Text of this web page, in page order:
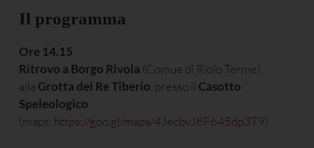
Il programma
Ore 14.15
Ritrovo a Borgo Rivola (Comue di Riolo Terme),
alla Grotta del Re Tiberio , presso il Casotto
Speleologico
(maps: https://goo.gl/maps/4JecbvJ8F645dp3T9)